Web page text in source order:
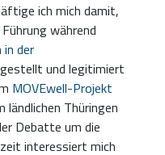
ich mich damit,
während
in der
und legitimiert
MOVEwell-Projekt
Thüringen
Debatte um die
interessiert mich